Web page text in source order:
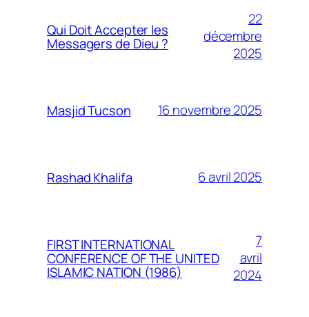
Qui Doit Accepter les
Messagers de Dieu ?
22
décembre
2025
Masjid Tucson 16 novembre 2025
Rashad Khalifa 6 avril 2025
FIRST INTERNATIONAL
CONFERENCE OF THE UNITED
ISLAMIC NATION (1986)
7
avril
2024